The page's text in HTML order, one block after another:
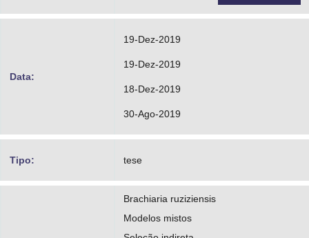
Data:
19-Dez-2019
19-Dez-2019
18-Dez-2019
30-Ago-2019
Tipo: tese
Brachiaria ruziziensis
Modelos mistos